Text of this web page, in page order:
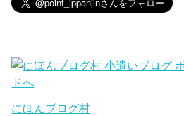
にほんブログ村